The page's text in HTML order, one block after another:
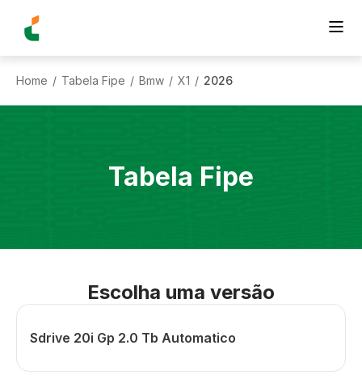
Home / Tabela Fipe / Bmw / X1 / 2026
Tabela Fipe
Escolha uma versão
Sdrive 20i Gp 2.0 Tb Automatico